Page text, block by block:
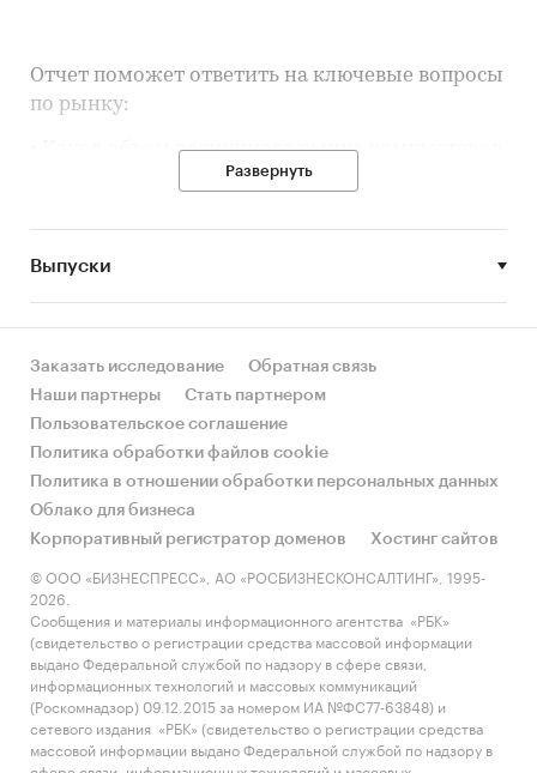
Отчет поможет ответить на ключевые вопросы
по рынку:
• Каков объем розничного рынка компьютеров
в Псковской области, много это или мало по
за счет реального спроса или за счет
инфляции? Как соотносятся рост и падение с
• Какое место регион занимает в России и в
своем федеральном округе по объему продаж
и по продажам на душу населения?
• К какому сегменту можно отнести рынок по
размеру и темпом роста (малый/крупный, с
опережающей динамикой/с отстающей
динамикой) в стратегической перспективе и в
текущей ситуации? Меняются ли позиции
региона с течением времени?
• Насколько рынок насыщен и какой у региона
потенциал роста, если сравнить его с
регионами со схожими доходами, со схожей
долей расходов на компьютеры и с соседними
Развернуть
Выпуски
Заказать исследование
Обратная связь
Наши партнеры
Стать партнером
Пользовательское соглашение
Политика обработки файлов cookie
Политика в отношении обработки персональных данных
Облако для бизнеса
Корпоративный регистратор доменов
Хостинг сайтов
© ООО «БИЗНЕСПРЕСС», АО «РОСБИЗНЕСКОНСАЛТИНГ», 1995-
2026.
Сообщения и материалы информационного агентства «РБК»
(свидетельство о регистрации средства массовой информации
выдано Федеральной службой по надзору в сфере связи,
информационных технологий и массовых коммуникаций
(Роскомнадзор) 09.12.2015 за номером ИА №ФС77-63848) и
сетевого издания «РБК» (свидетельство о регистрации средства
массовой информации выдано Федеральной службой по надзору в